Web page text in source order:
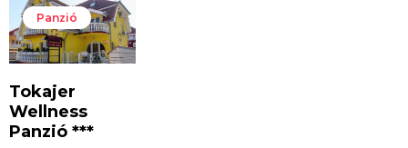
Panzió
Tokajer
Wellness
Panzió ***